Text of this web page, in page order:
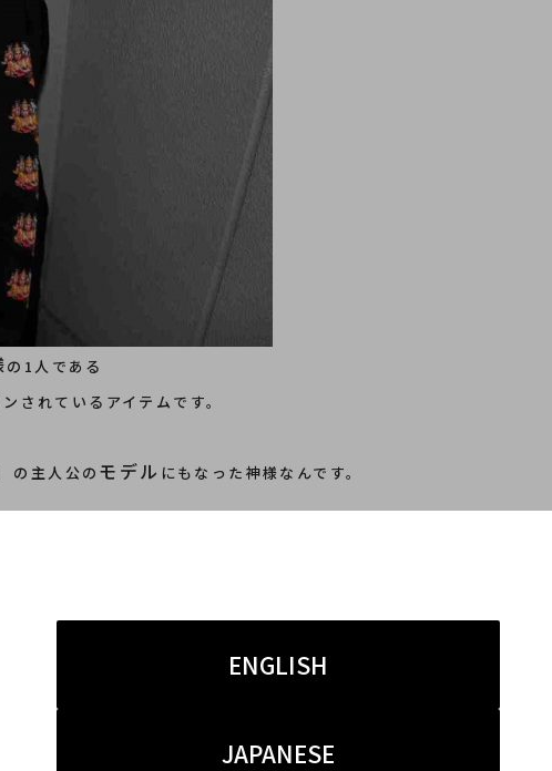
ENGLISH
JAPANESE
の1人である
されているアイテムです。
の主人公の モデル にもなった神様なんです。